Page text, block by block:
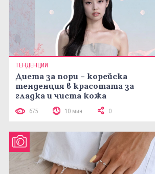
ТЕНДЕНЦИИ
Диета за пори – корейска
тенденция в красотата за
гладка и чиста кожа
675 10 мин 0